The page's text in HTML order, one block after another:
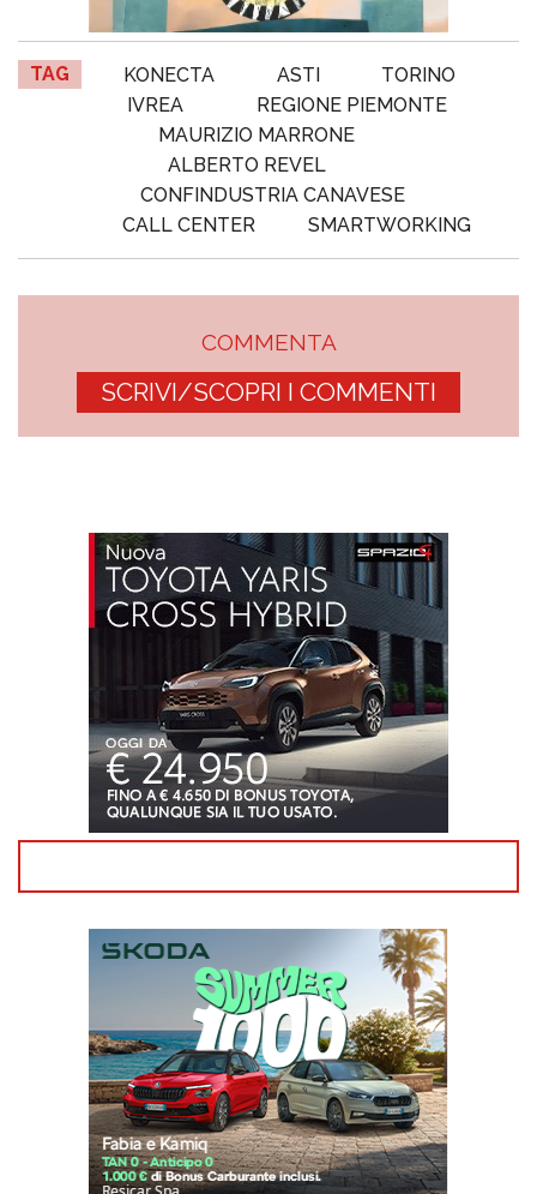
TAG KONECTA ASTI
TORINO
IVREA
REGIONE PIEMONTE
MAURIZIO MARRONE
ALBERTO REVEL
CONFINDUSTRIA CANAVESE
CALL CENTER
SMARTWORKING
COMMENTA
SCRIVI/SCOPRI I COMMENTI